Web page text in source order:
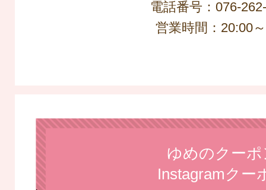
電話番号：076-
営業時間：20:00
ゆめのクーポ
Instagramクー